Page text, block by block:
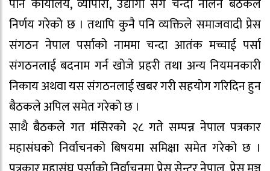
पनि कार्यालय, व्यापारी, उद्योगी सँग चन्दा नलिने बैठकले
निर्णय गरेको छ । तथापि कुनै पनि व्यक्तिले समाजवादी प्रेस
संगठन नेपाल पर्साको नाममा चन्दा आतंक मच्चाई पर्सा
संगठनलाई बदनाम गर्न खोजे प्रहरी तथा अन्य नियमनकारी
निकाय अथवा यस संगठनलाई खबर गरी सहयोग गरिदिन हुन
बैठकले अपिल समेत गरेको छ ।
साथै बैठकले गत मंसिरको २८ गते सम्पन्न नेपाल पत्रकार
महासंघको निर्वाचनको बिषयमा समिक्षा समेत गरेको छ ।